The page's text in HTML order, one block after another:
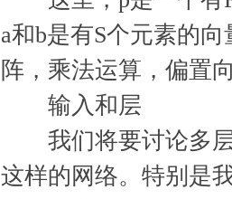
a和b是有S个元素的
阵，乘法运算，偏置
输入和层
我们将要讨论多层
这样的网络。特别是